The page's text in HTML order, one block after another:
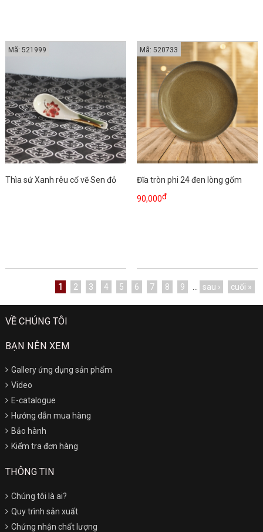
Thìa sứ Xanh rêu cổ vẽ Sen đỏ
Mã: 521999
Đĩa tròn phi 24 đen lòng gốm
90,000đ
Mã: 520733
1 2 3 4 5 6 7 8 9 … sau › cuối »
VỀ CHÚNG TÔI
BẠN NÊN XEM
Gallery ứng dụng sản phẩm
Video
E-catalogue
Hướng dẫn mua hàng
Bảo hành
Kiểm tra đơn hàng
THÔNG TIN
Chúng tôi là ai?
Quy trình sản xuất
Chứng nhận chất lượng